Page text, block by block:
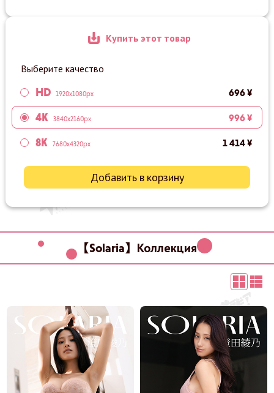
Купить этот товар
Выберите качество
HD 1920x1080px 696 ¥
4K 3840x2160px 996 ¥
8K 7680x4320px 1 414 ¥
Добавить в корзину
【Solaria】Коллекция